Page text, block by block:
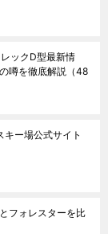
ックD型最新情
噂を徹底解説 （48
ー場公式サイト
フォレスターを比